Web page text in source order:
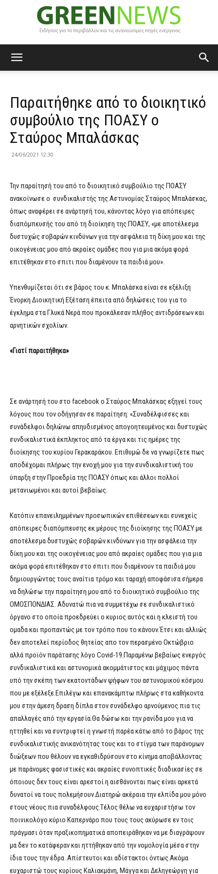
News
Παραιτήθηκε από το διοικητικό
συμβούλιο της ΠΟΑΣΥ ο
Σταύρος Μπαλάσκας
24/06/2021 12:30
Την παραίτησή του από το διοικητικό συμβούλιο της ΠΟΑΣΥ
ανακοίνωσε ο συνδικαλιστής της Αστυνομίας Σταύρος Μπαλάσκας,
όπως αναφέρει σε ανάρτησή του, κάνοντας λόγο για απόπειρες
διαπόμπευσής του από τη διοίκηση της ΠΟΑΣΥ, «με αποτέλεσμα
δυστυχώς σοβαρών κινδύνων για την ασφάλεια τη δίκη μου και της
οικογένειας μου από ακραίες ομάδες που για μια ακόμα φορά
επιτέθηκαν στο σπιτι που διαμένουν τα παιδιά μου».
Υπενθυμίζεται ότι σε βάρος του κ. Μπαλάσκα είναι σε εξέλιξη
Ένορκη Διοικητική Εξέταση έπειτα από δηλώσεις του για το
έγκλημα στα Γλυκά Νερά που προκάλεσαν πλήθος αντιδράσεων και
αρνητικών σχολίων.
«Γιατί παραιτήθηκα»
Σε ανάρτησή του στο facebook ο Σταύρος Μπαλάσκας εξηγεί τους
λόγους που τον οδήγησαν σε παραίτηση: «Συναδέλφισσες και
συνάδελφοι δηλώνω απηυδισμένος απογοητευμένος και δυστυχώς
συνδικαλιστικά έκπληκτος από τα έργα και τις ημέρες της
διοίκησης του κυρίου Γερακαράκου. Επιθυμώ δε να γνωρίζετε πως
αποδέχομαι πλήρως την ενοχή μου για την συνδικαλιστική του
ύπαρξη στην Προεδρία της ΠΟΑΣΥ όπως και άλλοι πολλοί
μετανιωμένοι και αυτοί βεβαίως.
Κατόπιν επανειλημμένων προσωπικών επιθέσεων και συνεχείς
απόπειρες διαπόμπευσης εκ μέρους της διοίκησης της ΠΟΑΣΥ με
αποτέλεσμα δυστυχώς σοβαρών κινδύνων για την ασφάλεια την
δίκη μου και της οικογένειας μου από ακραίες ομάδες που για μια
ακόμα φορά επιτέθηκαν στο σπιτι που διαμένουν τα παιδιά μου
δημιουργώντας τους αναίτια τρόμο και ταραχή αποφάσισα σήμερα
να δηλώσω την παραίτηση μου από το διοικητικό συμβούλιο της
ΟΜΟΣΠΟΝΔΙΑΣ. Αδυνατώ πια να συμμετέχω σε συνδικαλιστικό
όργανο στο οποία προεδρεύει ο κυριος αυτός και η κλειστή του
ομαδα και προπαντώς με τον τρόπο που το κάνουν.Έτσι και αλλιώς
δεν αποτελεί περίοδος θητείας απο τον περασμένο Οκτώβριο
αλλά προϊόν παράτασης λόγο Covid-19.Παραμένω βεβαίως ενεργός
συνδικαλιστικά και αστυνομικά ακομμάτιστος και μάχιμος πάντα
υπό την σκέπη των εκατοντάδων ψήφων του αστυνομικού κόσμου
που με εξέλεξε.Επιλέγω και επανακάμπτω πλήρως στα καθήκοντα
μου στην άμεση δραση δίπλα στον συνάδελφο αρνούμενος πια τις
απαλλαγές από την εργασία.Θα δώσω και την ρανίδα μου για να
ηττηθεί και να συντριφτεί η γνωστή παρέα κάτω από το βάρος της
συνδικαλιστικής ανικανότητας τους και το στίγμα των παράνομων
διώξεων που θέλουν να εγκαθιδρύσουν στο κίνημα αποβάλλοντας
με παράνομες φασιστικές και ακραίες συνοπτικές διαδικασίες σε
όποιους δεν τους είναι αρεστοί η αισθάνονται πως είναι αρκετά
δυνατοί να τους πολεμήσουν.Διατηρώ ακέραια την ελπίδα μου μόνο
στους νέους πια συναδέλφους.Τέλος θέλω να ευχαριστήσω τον
ποινικολόγο κύριο Καπερνάρο που τους τους ακύρωσε εν τοις
πράγμασι όταν πραξικοπηματικά αποπειράθηκαν να με διαγράψουν
μα δεν το κατάφεραν και ηττήθηκαν από την νομολογία μέσα στην
ίδια τους την έδρα .Απίστευτοι και αδίστακτοι όντως.Ακόμα
ευχαριστώ τους κυρίους Καλιακμάνη, Μάγγα και Δεληγεώργη για